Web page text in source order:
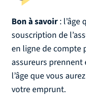
Bon à savoir :
souscription de
en ligne de compte
assureurs
l’âge que vous
votre emprunt.